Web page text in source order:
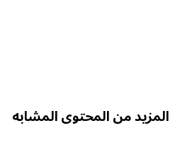
من المحتوى المشابه